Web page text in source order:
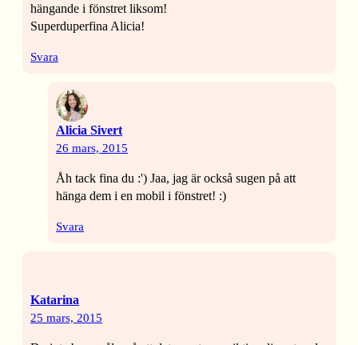
hängande i fönstret liksom!
Superduperfina Alicia!
Svara
Alicia Sivert
26 mars, 2015
Åh tack fina du :') Jaa, jag är också sugen på att
hänga dem i en mobil i fönstret! :)
Svara
Katarina
25 mars, 2015